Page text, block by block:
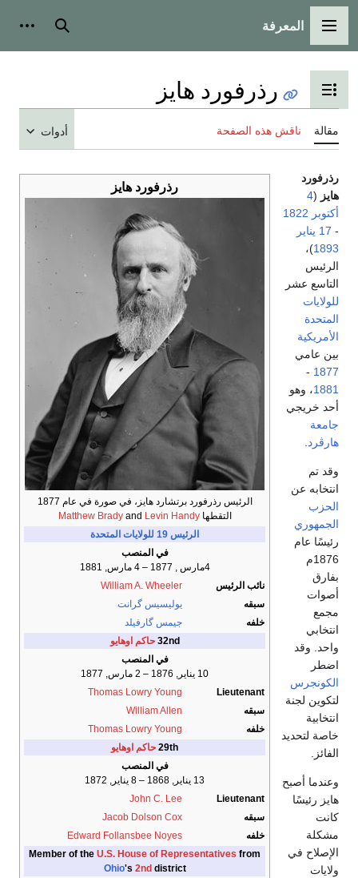
القائمة الرئيسية
المعرفة بحث
تبديل عرض جدول المحتويات
رذرفورد هايز
مقالة ناقش هذه الصفحة أدوات
رذرفورد هايز
الرئيس رذرفورد برتشارد هايز، في صورة في عام 1877
التقطها
Matthew Bradyand Levin Handy
الرئيس 19 للولايات المتحدة
في المنصب
4مارس , 1877 – 4 مارس, 1881
نائب الرئيس
William A. Wheeler
سبقه
يوليسيس گرانت
خلفه
جيمس گارفيلد
32nd حاكم اوهايو
في المنصب
10 يناير, 1876 – 2 مارس, 1877
Lieutenant
Thomas Lowry Young
سبقه
William Allen
خلفه
Thomas Lowry Young
29th حاكم اوهايو
في المنصب
13 يناير, 1868 – 8 يناير, 1872
Lieutenant
John C. Lee
سبقه
Jacob Dolson Cox
خلفه
Edward Follansbee Noyes
Member of the U.S. House of Representatives from
Ohio's 2nd district
رذرفورد
هايز (
4
أكتوبر 1822
- 17 يناير
1893)،
الرئيس
التاسع عشر
للولايات
المتحدة
الأمريكية
بين عامي
1877
-
1881، وهو
أحد خريجي
جامعة
هارڤرد
وقد تم
انتخابه عن
الحزب
الجمهوري
رئيسًا عام
1876م
بفارق
أصوات
مجمع
انتخابي
واحد. وقد
اضطر
الكونجرس
لتكوين لجنة
انتخابية
خاصة لتحديد
الفائز.
وعندما أصبح
هايز رئيسًا
كانت
مشكلة
الإصلاح في
ولايات